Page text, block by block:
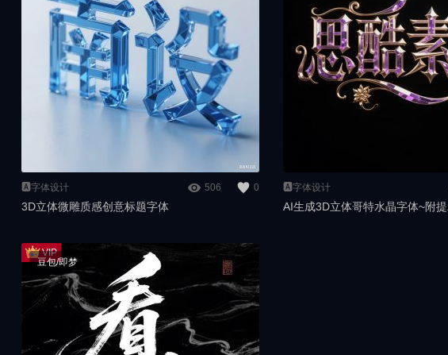
🅰️字体设计 506 0
3D立体微雕质感创意标题字体
🅰️字体设计
AI生成3D立体哥特水晶字体~附
豆包/即梦